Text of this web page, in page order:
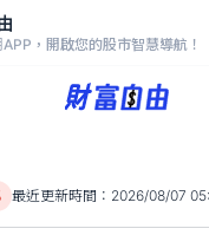
，開啟您的股市智慧導航！
13.75
1.47%
最近更新時間： 2026/08/07